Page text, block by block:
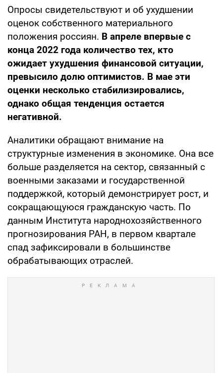
Опросы свидетельствуют и об ухудшении
оценок собственного материального
положения россиян. В апреле впервые с
конца 2022 года количество тех, кто
ожидает ухудшения финансовой ситуации,
превысило долю оптимистов. В мае эти
оценки несколько стабилизировались,
однако общая тенденция остается
негативной.
Аналитики обращают внимание на
структурные изменения в экономике. Она все
больше разделяется на сектор, связанный с
военными заказами и государственной
поддержкой, который демонстрирует рост, и
сокращающуюся гражданскую часть. По
данным Института народнохозяйственного
прогнозирования РАН, в первом квартале
спад зафиксировали в большинстве
обрабатывающих отраслей.